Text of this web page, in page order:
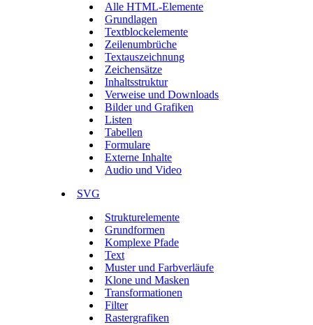
Alle HTML-Elemente
Grundlagen
Textblockelemente
Zeilenumbrüche
Textauszeichnung
Zeichensätze
Inhaltsstruktur
Verweise und Downloads
Bilder und Grafiken
Listen
Tabellen
Formulare
Externe Inhalte
Audio und Video
SVG
Strukturelemente
Grundformen
Komplexe Pfade
Text
Muster und Farbverläufe
Klone und Masken
Transformationen
Filter
Rastergrafiken